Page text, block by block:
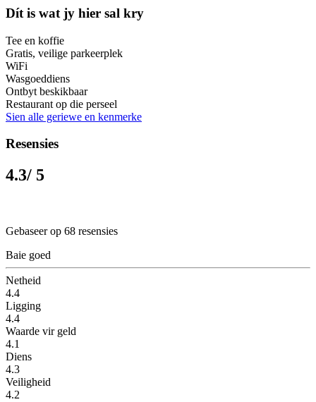
Dít is wat jy hier sal kry
Tee en koffie
Gratis, veilige parkeerplek
WiFi
Wasgoeddiens
Ontbyt beskikbaar
Restaurant op die perseel
Sien alle geriewe en kenmerke
Resensies
4.3/ 5
Gebaseer op 68 resensies
Baie goed
Netheid
4.4
Ligging
4.4
Waarde vir geld
4.1
Diens
4.3
Veiligheid
4.2